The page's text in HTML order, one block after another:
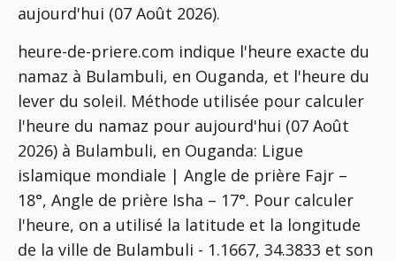
aujourd'hui (07 Août 2026).
heure-de-priere.com indique l'heure exacte du
namaz à Bulambuli, en Ouganda, et l'heure du
lever du soleil. Méthode utilisée pour calculer
l'heure du namaz pour aujourd'hui (07 Août
2026) à Bulambuli, en Ouganda: Ligue
islamique mondiale | Angle de prière Fajr –
18°, Angle de prière Isha – 17°. Pour calculer
l'heure, on a utilisé la latitude et la longitude
de la ville de Bulambuli - 1.1667, 34.3833 et son